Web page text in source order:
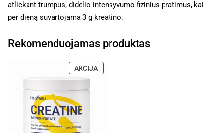
atliekant trumpus, didelio intensyvumo fizinius pratimus, kai
per dieną suvartojama 3 g kreatino.
Rekomenduojamas produktas
AKCIJA